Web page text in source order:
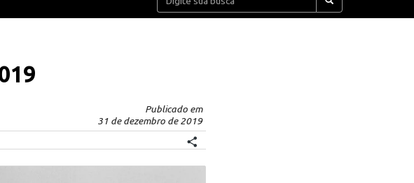
Publicado em
31 de dezembro de 2019